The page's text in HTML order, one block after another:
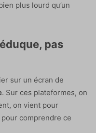
plus lourd qu’un
pas
sur un écran de
. Sur ces plateformes, on
on vient pour
comprendre ce